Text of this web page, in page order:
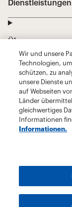
Wir und unsere
Technologien,
schützen, zu
unsere Dienste
auf Webseiten
Länder
gleichwertiges
Informationen
Informationen.